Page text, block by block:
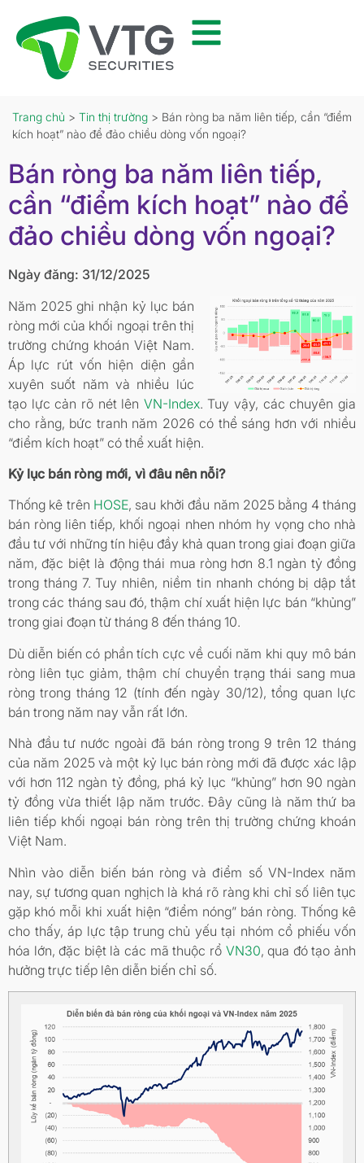
Trang chủ > Tin thị trường > Bán ròng ba năm liên tiếp, cần “điểm
kích hoạt” nào để đảo chiều dòng vốn ngoại?
Bán ròng ba năm liên tiếp,
cần “điểm kích hoạt” nào để
đảo chiều dòng vốn ngoại?
Ngày đăng: 31/12/2025
Năm 2025 ghi nhận kỷ lục bán
ròng mới của khối ngoại trên thị
trường chứng khoán Việt Nam.
Áp lực rút vốn hiện diện gần
xuyên suốt năm và nhiều lúc
tạo lực cản rõ nét lên VN-Index. Tuy vậy, các chuyên gia
cho rằng, bức tranh năm 2026 có thể sáng hơn với nhiều
“điểm kích hoạt” có thể xuất hiện.
Kỷ lục bán ròng mới, vì đâu nên nỗi?
Thống kê trên HOSE, sau khởi đầu năm 2025 bằng 4 tháng
bán ròng liên tiếp, khối ngoại nhen nhóm hy vọng cho nhà
đầu tư với những tín hiệu đầy khả quan trong giai đoạn giữa
năm, đặc biệt là động thái mua ròng hơn 8.1 ngàn tỷ đồng
trong tháng 7. Tuy nhiên, niềm tin nhanh chóng bị dập tắt
trong các tháng sau đó, thậm chí xuất hiện lực bán “khủng”
trong giai đoạn từ tháng 8 đến tháng 10.
Dù diễn biến có phần tích cực về cuối năm khi quy mô bán
ròng liên tục giảm, thậm chí chuyển trạng thái sang mua
ròng trong tháng 12 (tính đến ngày 30/12), tổng quan lực
bán trong năm nay vẫn rất lớn.
Nhà đầu tư nước ngoài đã bán ròng trong 9 trên 12 tháng
của năm 2025 và một kỷ lục bán ròng mới đã được xác lập
với hơn 112 ngàn tỷ đồng, phá kỷ lục “khủng” hơn 90 ngàn
tỷ đồng vừa thiết lập năm trước. Đây cũng là năm thứ ba
liên tiếp khối ngoại bán ròng trên thị trường chứng khoán
Việt Nam.
Nhìn vào diễn biến bán ròng và điểm số VN-Index năm
nay, sự tương quan nghịch là khá rõ ràng khi chỉ số liên tục
gặp khó mỗi khi xuất hiện “điểm nóng” bán ròng. Thống kê
cho thấy, áp lực tập trung chủ yếu tại nhóm cổ phiếu vốn
hóa lớn, đặc biệt là các mã thuộc rổ VN30, qua đó tạo ảnh
hưởng trực tiếp lên diễn biến chỉ số.